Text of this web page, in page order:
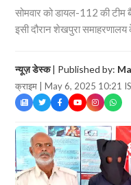
सोमवार को डायल-112 की टीम
इसी दौरान शेखपुरा समाहरणालय
न्यूज़ डेस्क| Published by:
क्राइम | May 6, 2025 10:21